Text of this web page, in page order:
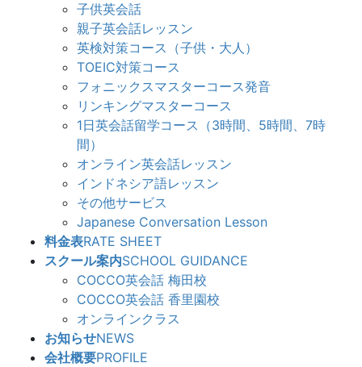
子供英会話
親子英会話レッスン
英検対策コース（子供・大人）
TOEIC対策コース
フォニックスマスターコース発音
リンキングマスターコース
1日英会話留学コース（3時間、5時間、7時
間）
オンライン英会話レッスン
インドネシア語レッスン
その他サービス
Japanese Conversation Lesson
料金表RATE SHEET
スクール案内SCHOOL GUIDANCE
COCCO英会話 梅田校
COCCO英会話 香里園校
オンラインクラス
お知らせNEWS
会社概要PROFILE